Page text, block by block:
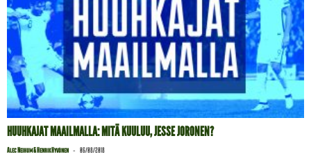
HUUHKAJAT MAAILMALLA: MITÄ KUULUU, JESSE JORONEN?
Alec Neihum & Henrik Hyvönen - 06/08/2018